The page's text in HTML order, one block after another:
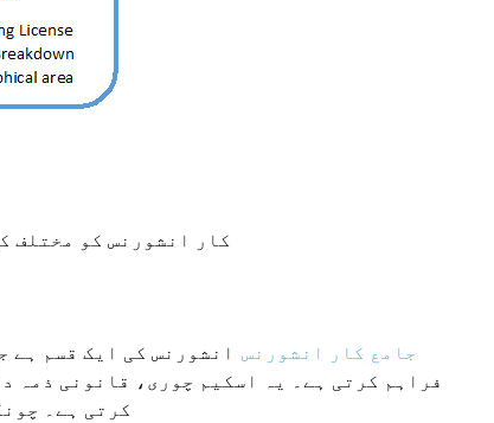
کار انشورنس کو مختلف
جامع کار انشورنس انشورنس کی ایک قسم ہے
فراہم کرتی ہے۔ یہ اسکیم چوری، قانونی ذمہ
کرتی ہے۔